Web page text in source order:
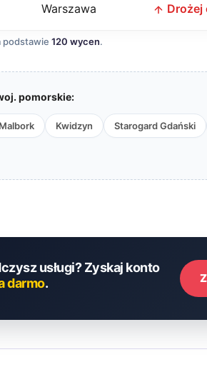
Warszawa Drożej
podstawie 120 wycen.
pomorskie:
Malbork Kwidzyn Starogard Gdański
usługi? Zyskaj konto
darmo.